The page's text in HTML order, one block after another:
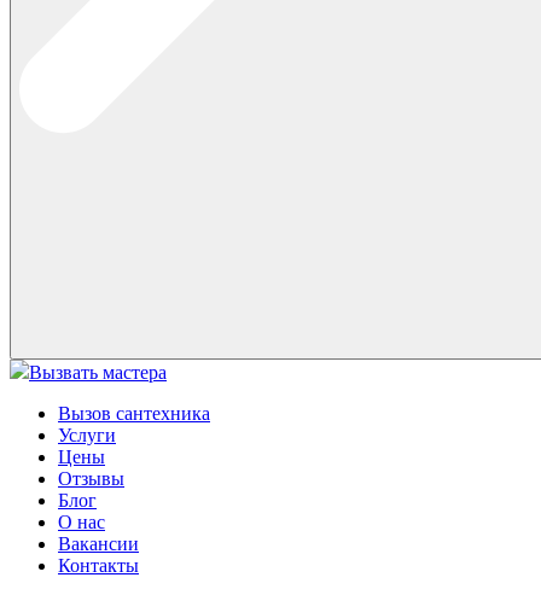
Вызвать мастера
Вызов сантехника
Услуги
Цены
Отзывы
Блог
О нас
Вакансии
Контакты